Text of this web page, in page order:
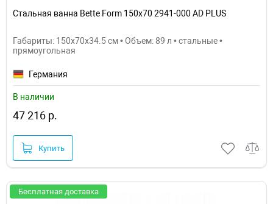
Стальная ванна Bette Form 150x70 2941-000 AD PLUS
Габариты: 150x70x34.5 см • Объем: 89 л • стальные •
прямоугольная
Германия
В наличии
47 216 р.
Купить
Бесплатная доставка